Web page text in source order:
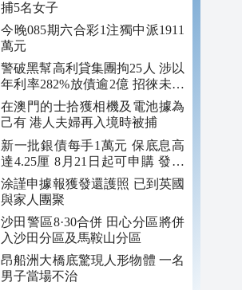
捕5名女子
今晚085期六合彩1注獨中派1911
萬元
警破黑幫高利貸集團拘25人 涉以
年利率282%放債逾2億 招徠未成
年追數
在澳門的士拾獲相機及電池據為
己有 港人夫婦再入境時被捕
新一批銀債每手1萬元 保底息高
達4.25厘 8月21日起可申購 發行
金額最多550億
涂謹申據報獲發還護照 已到英國
與家人團聚
沙田警區8·30合併 田心分區將併
入沙田分區及馬鞍山分區
昂船洲大橋底驚現人形物體 一名
男子當場不治